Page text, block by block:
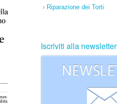
Riparazione dei Torti
Iscriviti alla newsletter